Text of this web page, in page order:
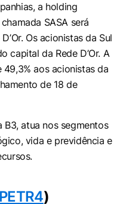
a holding
SASA será
Os acionistas da Sul
capital da Rede D’Or. A
aos acionistas da
de 18 de
B3, atua nos segmentos
vida e previdência e
PETR4)